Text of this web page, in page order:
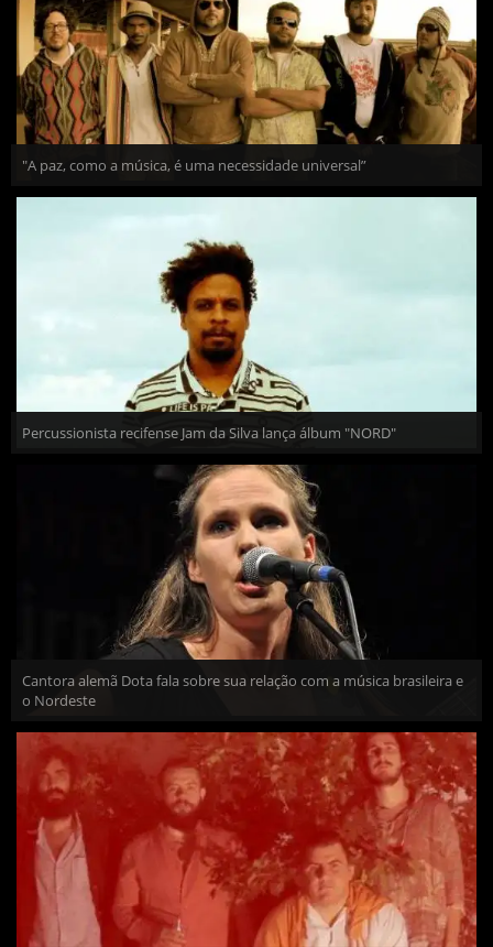
"A paz, como a música, é uma necessidade universal”
Percussionista recifense Jam da Silva lança álbum "NORD"
Cantora alemã Dota fala sobre sua relação com a música brasileira e
o Nordeste